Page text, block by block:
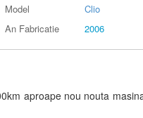
Model
Clio
An Fabricatie 2006
aproape nou nouta